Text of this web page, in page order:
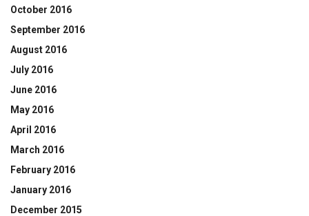
October 2016
September 2016
August 2016
July 2016
June 2016
May 2016
April 2016
March 2016
February 2016
January 2016
December 2015